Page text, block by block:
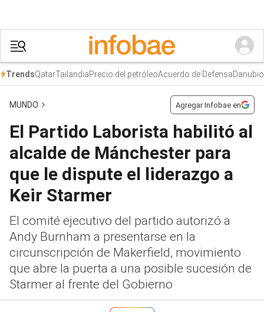
TrendsQatarTailandiaPrecio del petróleoAcuerdo de DefensaDanubio
MUNDO Agregar Infobae en
El Partido Laborista habilitó al
alcalde de Mánchester para
que le dispute el liderazgo a
Keir Starmer
El comité ejecutivo del partido autorizó a
Andy Burnham a presentarse en la
circunscripción de Makerfield, movimiento
que abre la puerta a una posible sucesión de
Starmer al frente del Gobierno